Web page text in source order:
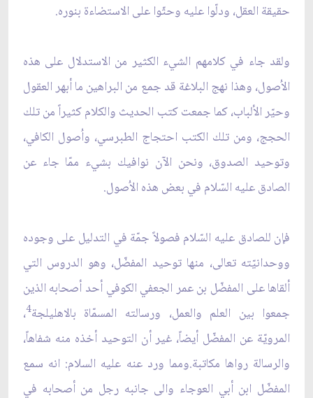
حقيقة العقل، ودلّوا عليه وحثّوا على الاستضاءة بنوره.
ولقد جاء في كلامهم الشيء الكثير من الاستدلال على هذه
الاُصول، وهذا نهج البلاغة قد جمع من البراهين ما أبهر العقول
وحيّر الألباب، كما جمعت كتب الحديث والكلام كثيراً من تلك
الحجج، ومن تلك الكتب احتجاج الطبرسي، واُصول الكافي،
وتوحيد الصدوق، ونحن الآن نوافيك بشيء ممّا جاء عن
الصادق عليه السّلام في بعض هذه الاُصول.
فإن للصادق عليه السّلام فصولاً جمّة في التدليل على وجوده
ووحدانيّته تعالى، منها توحيد المفضّل، وهو الدروس التي
ألقاها على المفضّل بن عمر الجعفي الكوفي أحد أصحابه الذين
جمعوا بين العلم والعمل، ورسالته المسمّاة بالاهليلجة4،
المرويّة عن المفضّل أيضاً، غير أن التوحيد أخذه منه شفاهاً،
والرسالة رواها مكاتبة.ومما ورد عنه عليه السلام: انه سمع
المفضّل ابن أبي العوجاء والى جانبه رجل من أصحابه في